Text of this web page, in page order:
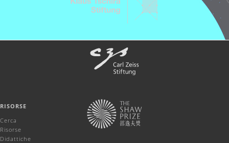
RISORSE
Cerca
Risorse
Didattiche